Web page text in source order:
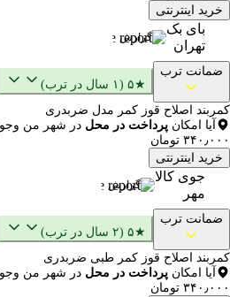
خرید اینترنتی
بای بک
تهران
گزارش
ضمانت ترب
★۵ (۱ سال در ترب)
کمربند اصلاح قوز کمر مدل ضربدری
آیا امکان پرداخت در محل در شهر من
۳۴۰٫۰۰۰ تومان
خرید اینترنتی
جوی کالا
مهر
گزارش
ضمانت ترب
★۵ (۲ سال در ترب)
کمربند اصلاح قوز کمر طبی ضربدری
آیا امکان پرداخت در محل در شهر من
۳۴۰٫۰۰۰ تومان